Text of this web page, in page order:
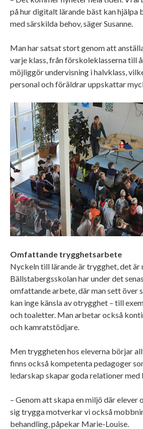
på hur digitalt lärande bäst kan hjälpa
med särskilda behov, säger Susanne.
Man har satsat stort genom att
varje klass, från förskoleklasserna till
möjliggör undervisning i halvklass,
personal och föräldrar uppskattar
Omfattande trygghetsarbete
Nyckeln till lärande är trygghet, det är
Bällstabergsskolan har under det
omfattande arbete, där man sett över
kan inge känsla av otrygghet – till
och toaletter. Man arbetar också
och kamratstödjare.
Men tryggheten hos eleverna börjar
finns också kompetenta pedagoger
ledarskap skapar goda relationer med
– Genom att skapa en miljö där elever
sig trygga motverkar vi också
behandling, påpekar Marie-Louise.